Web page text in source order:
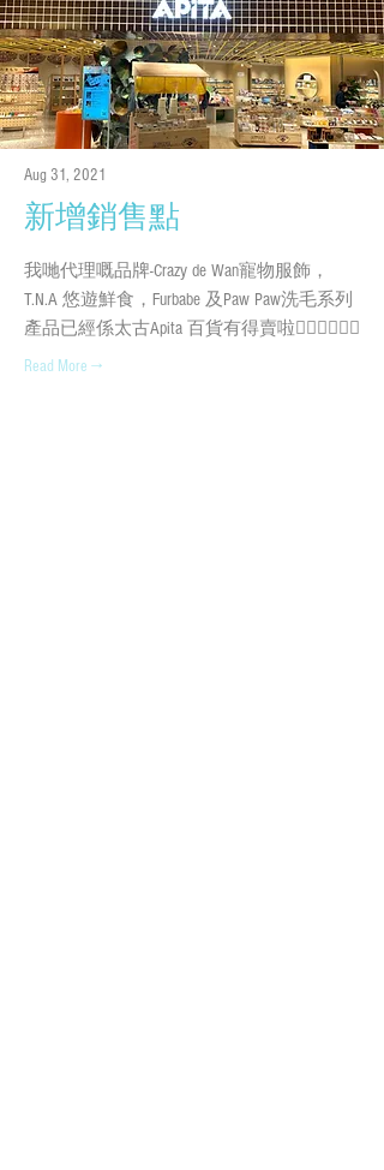
Aug 31, 2021
新增銷售點
我哋代理嘅品牌-Crazy de Wan寵物服飾，
T.N.A 悠遊鮮食，Furbabe 及Paw Paw洗毛系列
產品已經係太古Apita 百貨有得賣啦👍🏻👍🏻👍🏻
Read More →